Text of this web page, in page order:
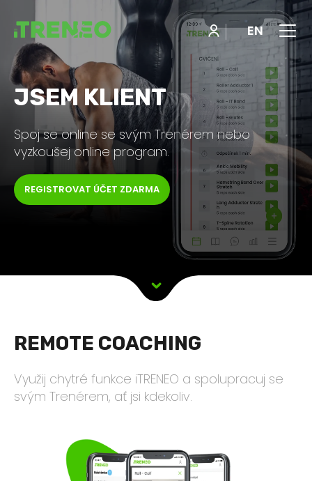
EN Menu
JSEM KLIENT
Spoj se online se svým Trenérem nebo
vyzkoušej online program.
REGISTROVAT ÚČET ZDARMA
REMOTE COACHING
Využij chytré funkce iTRENEO a spolupracuj se
svým Trenérem, ať jsi kdekoliv.